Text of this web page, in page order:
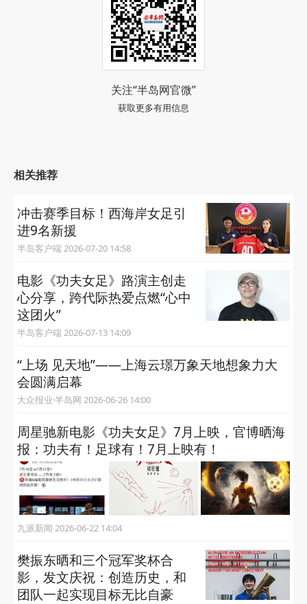
关注“半岛网官微”
获取更多有用信息
相关推荐
冲击赛季目标！西海岸女足引
进9名新援
半岛客户端 2026-07-20 14:58
电影《功夫女足》路演主创走
心分享，跨代际热爱点燃“心中
这团火”
半岛客户端 2026-07-13 14:09
“上场 见天地”——上海云璟万象天地想象力大
会圆满启幕
大众报业·半岛网 2026-06-26 14:00
周星驰新电影《功夫女足》7月上映，官博晒海
报：功夫有！足球有！7月上映有！
九派新闻 2026-06-22 14:04
樊振东晒和三个冠军奖杯合
影，发文庆祝：创造历史，和
团队一起实现目标无比自豪